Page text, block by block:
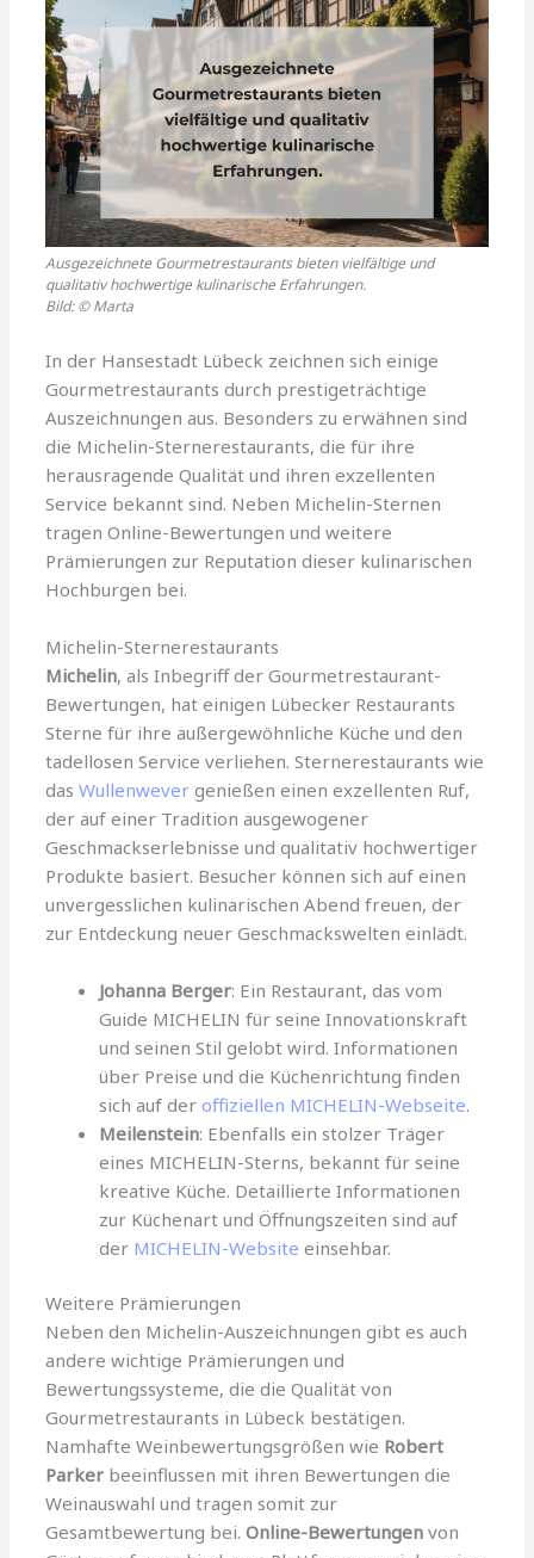
Ausgezeichnete Gourmetrestaurants bieten vielfältige und
qualitativ hochwertige kulinarische Erfahrungen.
Bild: © Marta
In der Hansestadt Lübeck zeichnen sich einige
Gourmetrestaurants durch prestigeträchtige
Auszeichnungen aus. Besonders zu erwähnen sind
die Michelin-Sternerestaurants, die für ihre
herausragende Qualität und ihren exzellenten
Service bekannt sind. Neben Michelin-Sternen
tragen Online-Bewertungen und weitere
Prämierungen zur Reputation dieser kulinarischen
Hochburgen bei.
Michelin-Sternerestaurants
Michelin, als Inbegriff der Gourmetrestaurant-
Bewertungen, hat einigen Lübecker Restaurants
Sterne für ihre außergewöhnliche Küche und den
tadellosen Service verliehen. Sternerestaurants wie
dasWullenwever genießen einen exzellenten Ruf,
der auf einer Tradition ausgewogener
Geschmackserlebnisse und qualitativ hochwertiger
Produkte basiert. Besucher können sich auf einen
unvergesslichen kulinarischen Abend freuen, der
zur Entdeckung neuer Geschmackswelten einlädt.
Johanna Berger: Ein Restaurant, das vom
Guide MICHELIN für seine Innovationskraft
und seinen Stil gelobt wird. Informationen
über Preise und die Küchenrichtung finden
sich auf deroffiziellen MICHELIN-Webseite.
Meilenstein: Ebenfalls ein stolzer Träger
eines MICHELIN-Sterns, bekannt für seine
kreative Küche. Detaillierte Informationen
zur Küchenart und Öffnungszeiten sind auf
der MICHELIN-Website einsehbar.
Weitere Prämierungen
Neben den Michelin-Auszeichnungen gibt es auch
andere wichtige Prämierungen und
Bewertungssysteme, die die Qualität von
Gourmetrestaurants in Lübeck bestätigen.
Namhafte Weinbewertungsgrößen wie Robert
Parker beeinflussen mit ihren Bewertungen die
Weinauswahl und tragen somit zur
Gesamtbewertung bei.Online-Bewertungen von